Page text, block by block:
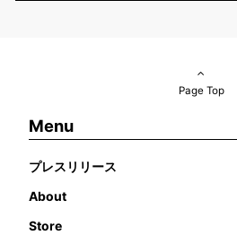
Page Top
Menu
プレスリリース
About
Store